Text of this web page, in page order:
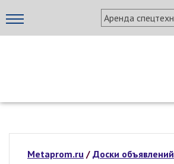
Metaprom.ru / Доски объявлений